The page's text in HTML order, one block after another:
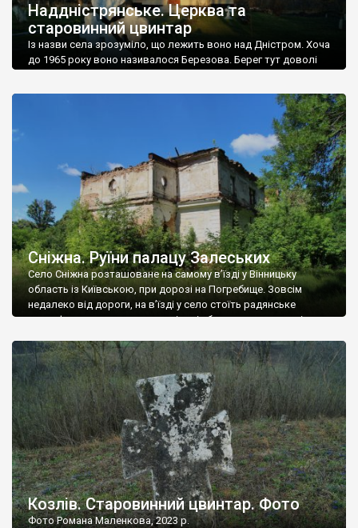
Наддністрянське. Церква та
старовинний цвинтар
Із назви села зрозуміло, що лежить воно над Дністром. Хоча
до 1965 року воно називалося Березова. Берег тут доволі
Наддністрянське відрізняється від більшості навколишніх
сіл. У селі є мурована Михайлівська церква. Точної дати […]
Сніжна. Руїни палацу Залеських
Село Сніжна розташоване на самому в’їзді у Вінницьку
область із Київською, при дорозі на Погребище. Зовсім
недалеко від дороги, на в’їзді у село стоїть радянське
рельєфне пано, яке показує жінку і яблуню, а трохи далі, десь
не видно, але видно дві стареньких колії у траві – […]
Козлів. Старовинний цвинтар. Фото
Фото Романа Маленкова, 2023 р.